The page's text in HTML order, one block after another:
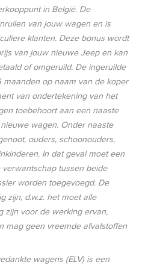
in België. De
van jouw wagen en is
klanten. Deze bonus wordt
van jouw nieuweJeepen kan
of omgeruild. De ingeruilde
maanden op naam van de koper
van ondertekening van het
toebehoort aan een naaste
wagen. Onder naaste
ouders, schoonouders,
In dat geval moet een
tussen beide
worden toegevoegd. De
zijn, d.w.z. het moet alle
zijn voor de werking ervan,
mag geen vreemde afvalstoffen
wagens (ELV) is een